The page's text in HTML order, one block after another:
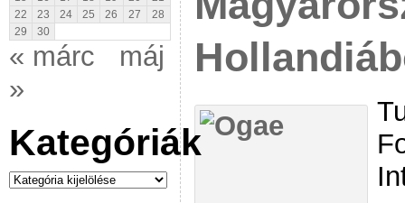
22
23 24 25 26 27
28
29
30
« márc
máj
»
Kategóriák
Kategóriák